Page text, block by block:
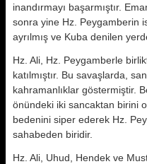
inandırmayı başarmıştır.
sonra yine Hz. Peygamberin
ayrılmış ve Kuba denilen
Hz. Ali, Hz. Peygamberle
katılmıştır. Bu savaşlarda,
kahramanlıklar göstermiştir.
önündeki iki sancaktan birini o
bedenini siper ederek Hz.
sahabeden biridir.
Hz. Ali, Uhud, Hendek ve